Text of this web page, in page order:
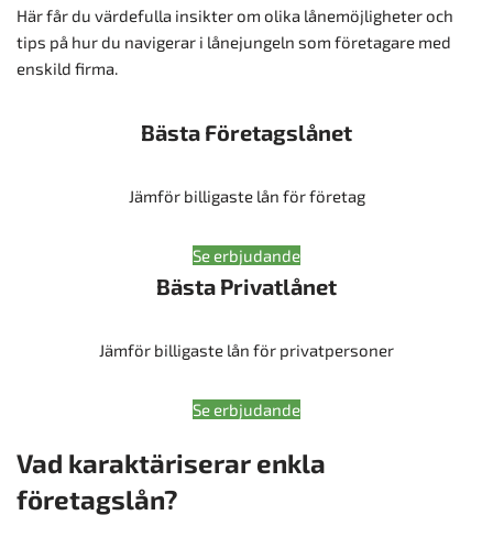
Här får du värdefulla insikter om olika lånemöjligheter och
tips på hur du navigerar i lånejungeln som företagare med
enskild firma.
Bästa Företagslånet
Jämför billigaste lån för företag
Se erbjudande
Bästa Privatlånet
Jämför billigaste lån för privatpersoner
Se erbjudande
Vad karaktäriserar enkla
företagslån?